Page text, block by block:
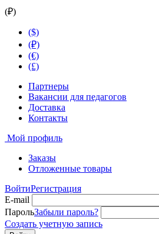
(₽)
($)
(₽)
(€)
(£)
Партнеры
Вакансии для педагогов
Доставка
Контакты
Мой профиль
Заказы
Отложенные товары
ВойтиРегистрация
E-mail
ПарольЗабыли пароль?
Создать учетную запись